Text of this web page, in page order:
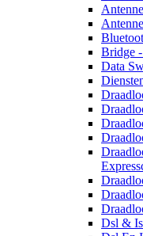
Antenne
Bridge
Data
Dsl &